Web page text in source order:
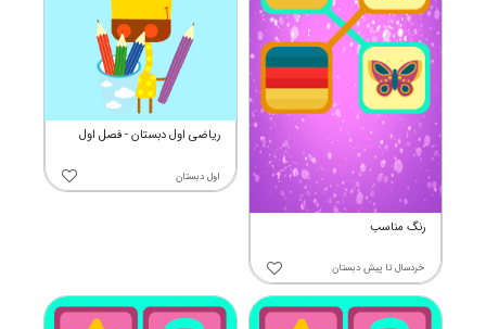
ریاضی اول دبستان - فصل اول
اول دبستان
رنگ مناسب
خردسالتا پیش دبستان